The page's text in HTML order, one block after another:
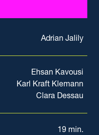
Adrian Jalily
Ehsan Kavousi
Karl Kraft Klemann
Clara Dessau
19 min.